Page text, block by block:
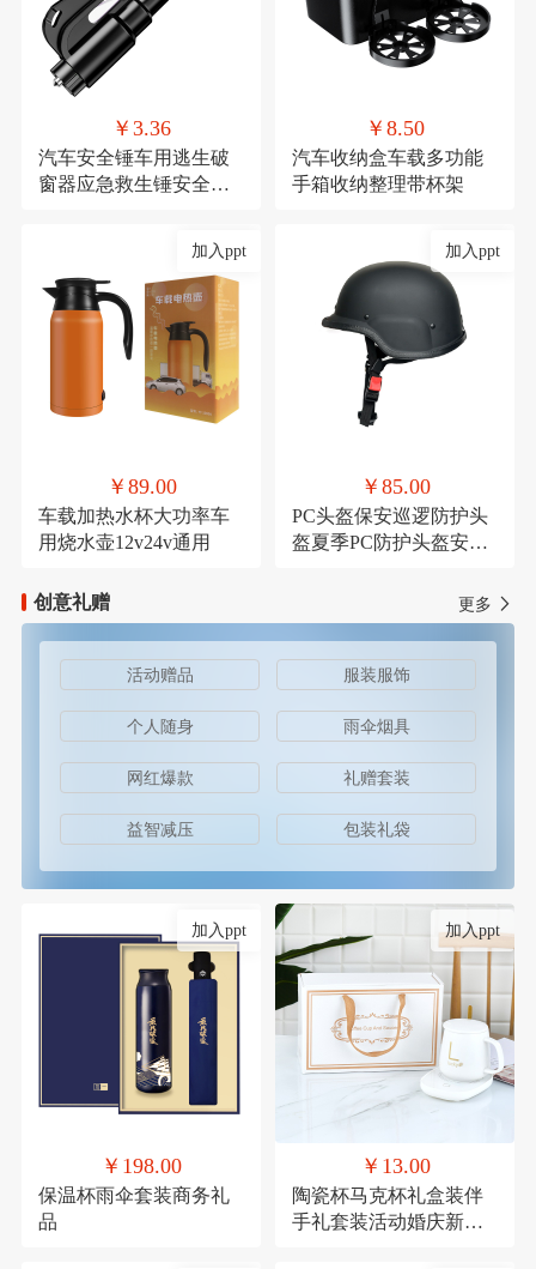
￥3.36
汽车安全锤车用逃生破
窗器应急救生锤安全带
￥8.50
汽车收纳盒车载多功能
手箱收纳整理带杯架
加入ppt
￥89.00
车载加热水杯大功率车
用烧水壶12v24v通用
加入ppt
￥85.00
PC头盔保安巡逻防护头
盔夏季PC防护头盔安保
创意礼赠
更多
活动赠品 服装服饰
个人随身 雨伞烟具
网红爆款 礼赠套装
益智减压 包装礼袋
加入ppt
￥198.00
保温杯雨伞套装商务礼
品
加入ppt
￥13.00
陶瓷杯马克杯礼盒装伴
手礼套装活动婚庆新年